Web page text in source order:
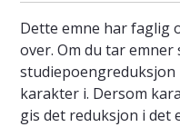
Dette emne har faglig
over. Om du tar
karakter i. Dersom
gis det reduksjon i det